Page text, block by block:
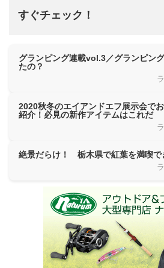
すぐチェック！
グランピング連載vol.3／グランピン
たの？
2020秋冬のエイアンドエフ展示会で
紹介！必見の新作アイテムはこれだ
絶景だらけ！ 栃木県で紅葉を満喫で